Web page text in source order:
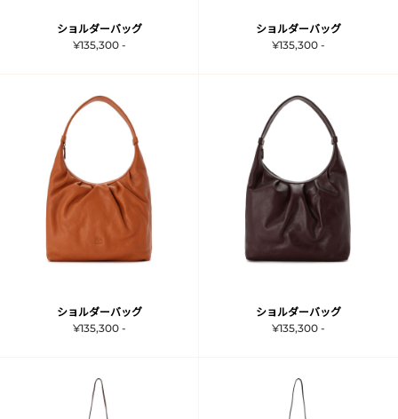
ショルダーバッグ
¥135,300 -
ショルダーバッグ
¥135,300 -
ショルダーバッグ
¥135,300 -
ショルダーバッグ
¥135,300 -